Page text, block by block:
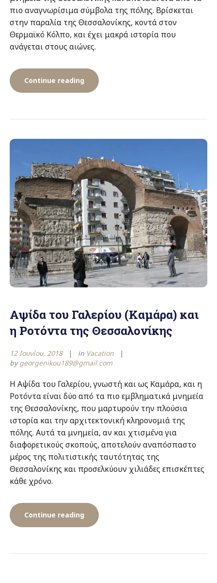
πιο αναγνωρίσιμα σύμβολα της πόλης. Βρίσκεται
στην παραλία της Θεσσαλονίκης, κοντά στον
Θερμαϊκό Κόλπο, και έχει μακρά ιστορία που
ανάγεται στους αιώνες.
Continue reading “Λευκός
Αψίδα του Γαλερίου (Καμάρα) και
η Ροτόντα της Θεσσαλονίκης
12 Ιουνίου, 2018 in Vacation
bygeorgenikou189@gmail.com
Η Αψίδα του Γαλερίου, γνωστή και ως Καμάρα, και η
Ροτόντα είναι δύο από τα πιο εμβληματικά μνημεία
της Θεσσαλονίκης, που μαρτυρούν την πλούσια
ιστορία και την αρχιτεκτονική κληρονομιά της
πόλης. Αυτά τα μνημεία, αν και χτισμένα για
διαφορετικούς σκοπούς, αποτελούν αναπόσπαστο
μέρος της πολιτιστικής ταυτότητας της
Θεσσαλονίκης και προσελκύουν χιλιάδες επισκέπτες
κάθε χρόνο.
Continue reading “Αψίδα